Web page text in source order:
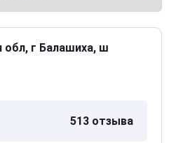
обл, г Балашиха, ш
513 отзыва